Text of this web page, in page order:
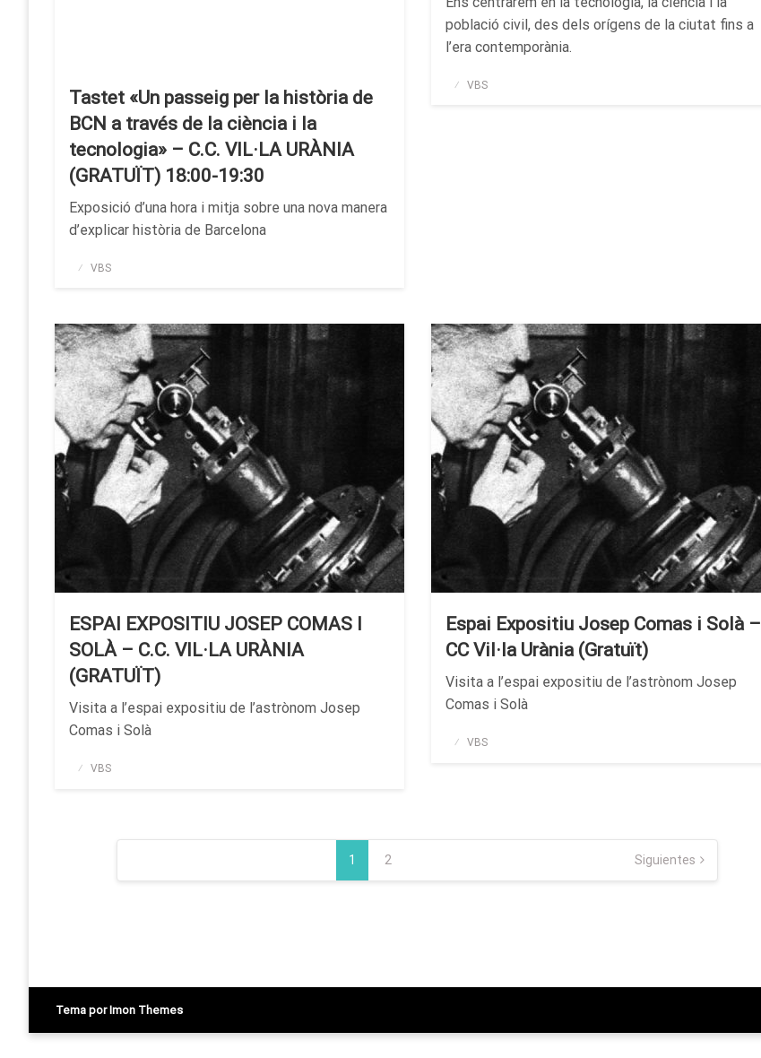
Tastet «Un passeig per la història de
BCN a través de la ciència i la
tecnologia» – C.C. VIL·LA URÀNIA
(GRATUÏT) 18:00-19:30
Exposició d’una hora i mitja sobre una nova manera
d’explicar història de Barcelona
Publicado
VBS
població civil, des dels orígens de la ciutat fins a
l’era contemporània.
Publicado
VBS
ESPAI EXPOSITIU JOSEP COMAS I
SOLÀ – C.C. VIL·LA URÀNIA
(GRATUÏT)
Visita a l’espai expositiu de l’astrònom Josep
Comas i Solà
Publicado
VBS
Espai Expositiu Josep Comas i Solà –
CC Vil·la Urània (Gratuït)
Visita a l’espai expositiu de l’astrònom Josep
Comas i Solà
Publicado
VBS
Paginación
1 2 Siguientes
Tema por Imon Themes